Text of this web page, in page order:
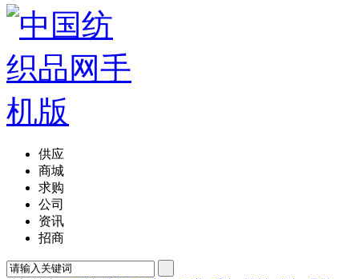
供应
商城
求购
公司
资讯
招商